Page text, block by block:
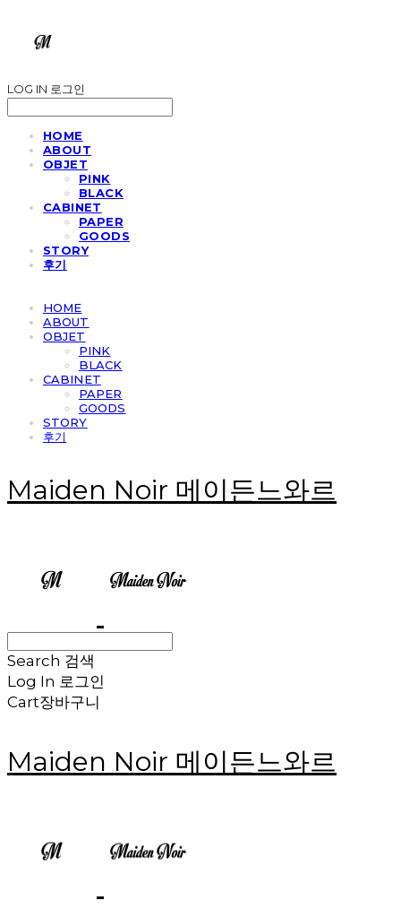
LOG IN 로그인
HOME
ABOUT
OBJET
PINK
BLACK
CABINET
PAPER
GOODS
STORY
후기
HOME
ABOUT
OBJET
PINK
BLACK
CABINET
PAPER
GOODS
STORY
후기
Maiden Noir 메이든느와르
Search 검색
Log In 로그인
Cart장바구니
Maiden Noir 메이든느와르